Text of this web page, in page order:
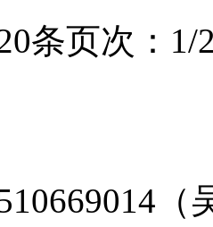
条页次：1/
（